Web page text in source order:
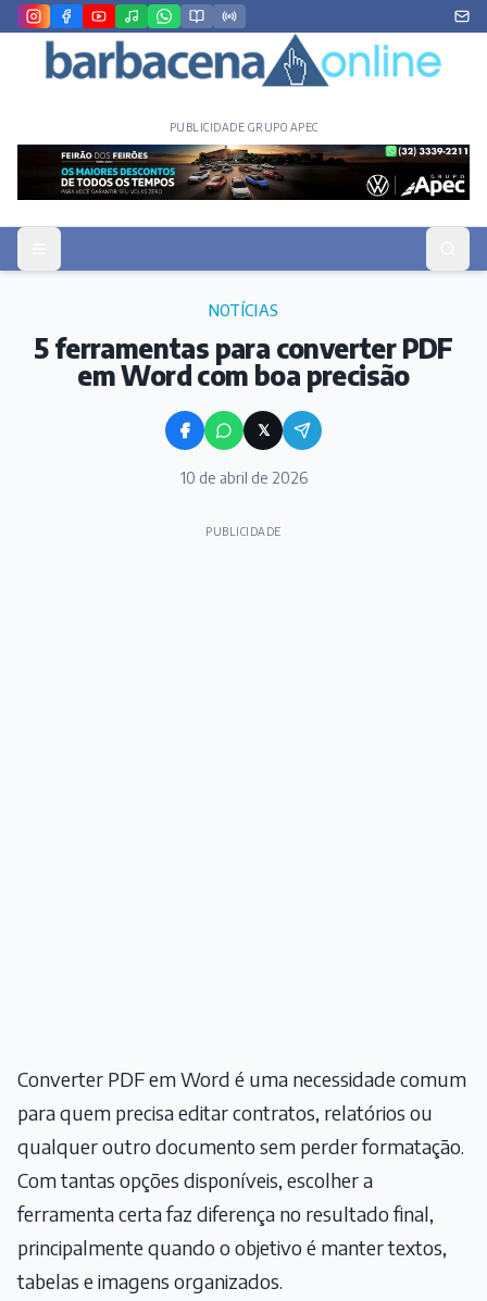
PUBLICIDADE GRUPO APEC
NOTÍCIAS
5 ferramentas para converter PDF
em Word com boa precisão
𝕏
10 de abril de 2026
PUBLICIDADE
Converter PDF em Word é uma necessidade comum
para quem precisa editar contratos, relatórios ou
qualquer outro documento sem perder formatação.
Com tantas opções disponíveis, escolher a
ferramenta certa faz diferença no resultado final,
principalmente quando o objetivo é manter textos,
tabelas e imagens organizados.